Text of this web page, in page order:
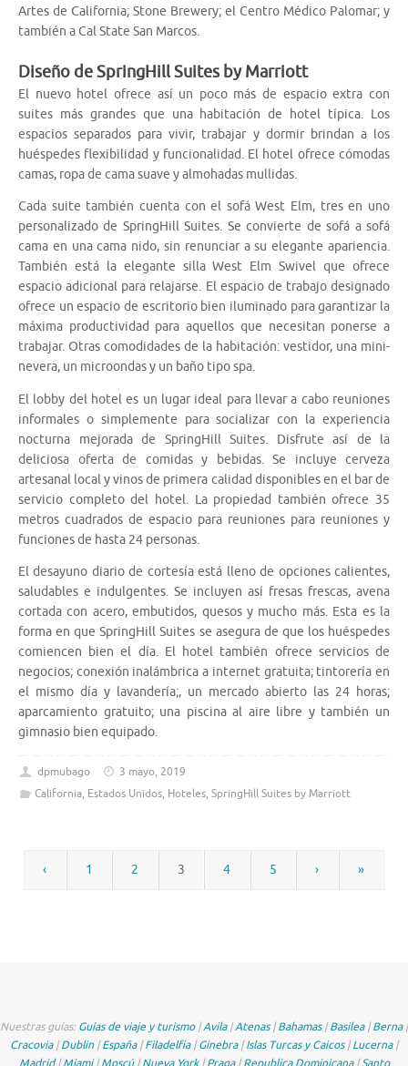
Artes de California; Stone Brewery; el Centro Médico Palomar; y
también a Cal State San Marcos.
Diseño de SpringHill Suites by Marriott
El nuevo hotel ofrece así un poco más de espacio extra con
suites más grandes que una habitación de hotel típica. Los
espacios separados para vivir, trabajar y dormir brindan a los
huéspedes flexibilidad y funcionalidad. El hotel ofrece cómodas
camas, ropa de cama suave y almohadas mullidas.
Cada suite también cuenta con el sofá West Elm, tres en uno
personalizado de SpringHill Suites. Se convierte de sofá a sofá
cama en una cama nido, sin renunciar a su elegante apariencia.
También está la elegante silla West Elm Swivel que ofrece
espacio adicional para relajarse. El espacio de trabajo designado
ofrece un espacio de escritorio bien iluminado para garantizar la
máxima productividad para aquellos que necesitan ponerse a
trabajar. Otras comodidades de la habitación: vestidor, una mini-
nevera, un microondas y un baño tipo spa.
El lobby del hotel es un lugar ideal para llevar a cabo reuniones
informales o simplemente para socializar con la experiencia
nocturna mejorada de SpringHill Suites. Disfrute así de la
deliciosa oferta de comidas y bebidas. Se incluye cerveza
artesanal local y vinos de primera calidad disponibles en el bar de
servicio completo del hotel. La propiedad también ofrece 35
metros cuadrados de espacio para reuniones para reuniones y
funciones de hasta 24 personas.
El desayuno diario de cortesía está lleno de opciones calientes,
saludables e indulgentes. Se incluyen así fresas frescas, avena
cortada con acero, embutidos, quesos y mucho más. Esta es la
forma en que SpringHill Suites se asegura de que los huéspedes
comiencen bien el día. El hotel también ofrece servicios de
negocios; conexión inalámbrica a internet gratuita; tintorería en
el mismo día y lavandería;, un mercado abierto las 24 horas;
aparcamiento gratuito; una piscina al aire libre y también un
gimnasio bien equipado.
dpmubago
3 mayo, 2019
California, Estados Unidos, Hoteles, SpringHill Suites by Marriott
‹ 1 2 3 4 5 › »
Nuestras guías:Guías de viaje y turismo|Avila|Atenas|Bahamas|Basilea|Berna|
Cracovia|Dublin |España|Filadelfia|Ginebra|Islas Turcas y Caicos|Lucerna|